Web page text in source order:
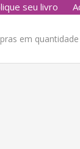
seu livro
em quantidade